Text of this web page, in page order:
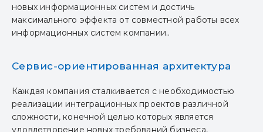
новых информационных систем и достичь
максимального эффекта от совместной работы всех
информационных систем компании..
Сервис-ориентированная архитектура
Каждая компания сталкивается с необходимостью
реализации интеграционных проектов различной
сложности, конечной целью которых является
удовлетворение новых требований бизнеса,